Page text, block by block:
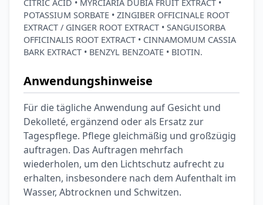
CITRIC ACID • MYRCIARIA DUBIA FRUIT EXTRACT •
POTASSIUM SORBATE • ZINGIBER OFFICINALE ROOT
EXTRACT / GINGER ROOT EXTRACT • SANGUISORBA
OFFICINALIS ROOT EXTRACT • CINNAMOMUM CASSIA
BARK EXTRACT • BENZYL BENZOATE • BIOTIN.
Anwendungshinweise
Für die tägliche Anwendung auf Gesicht und
Dekolleté, ergänzend oder als Ersatz zur
Tagespflege. Pflege gleichmäßig und großzügig
auftragen. Das Auftragen mehrfach
wiederholen, um den Lichtschutz aufrecht zu
erhalten, insbesondere nach dem Aufenthalt im
Wasser, Abtrocknen und Schwitzen.